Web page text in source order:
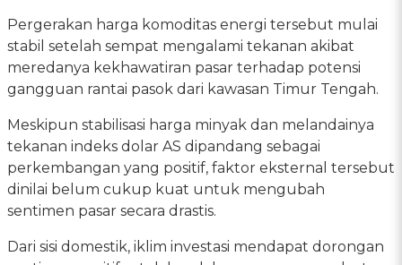
Pergerakan harga komoditas energi tersebut mulai
stabil setelah sempat mengalami tekanan akibat
meredanya kekhawatiran pasar terhadap potensi
gangguan rantai pasok dari kawasan Timur Tengah.
Meskipun stabilisasi harga minyak dan melandainya
tekanan indeks dolar AS dipandang sebagai
perkembangan yang positif, faktor eksternal tersebut
dinilai belum cukup kuat untuk mengubah
sentimen pasar secara drastis.
Dari sisi domestik, iklim investasi mendapat dorongan